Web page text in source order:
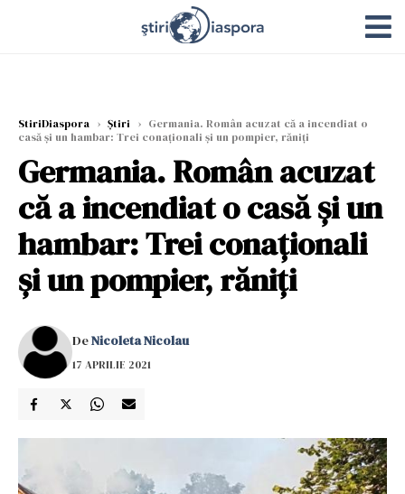
StiriDiaspora › Știri › Germania. Român acuzat că a incendiat o
casă și un hambar: Trei conaționali și un pompier, răniți
Germania. Român acuzat
că a incendiat o casă și un
hambar: Trei conaționali
și un pompier, răniți
DeNicoleta Nicolau
17 APRILIE 2021